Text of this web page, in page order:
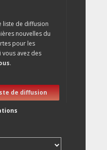
liste de diffusion
nouvelles du
pour les
vous avez des
.
de diffusion